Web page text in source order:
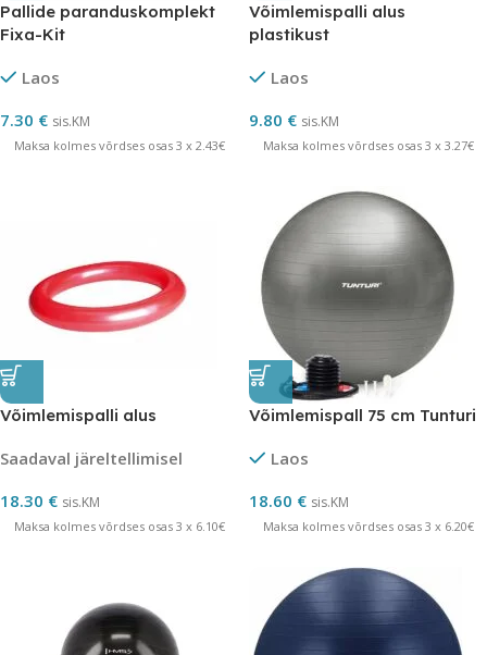
Pallide paranduskomplekt
Fixa-Kit
Laos
7.30 € sis.KM
Maksa kolmes võrdses osas 3 x 2.43€
Võimlemispalli alus
plastikust
Laos
9.80 € sis.KM
Maksa kolmes võrdses osas 3 x 3.27€
Võimlemispalli alus
Saadaval järeltellimisel
18.30 € sis.KM
Maksa kolmes võrdses osas 3 x 6.10€
Võimlemispall 75 cm Tunturi
Laos
18.60 € sis.KM
Maksa kolmes võrdses osas 3 x 6.20€